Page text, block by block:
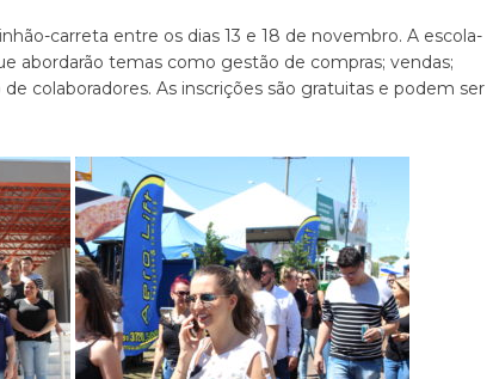
carreta entre os dias 13 e 18 de novembro. A escola-
abordarão temas como gestão de compras; vendas;
colaboradores. As inscrições são gratuitas e podem ser